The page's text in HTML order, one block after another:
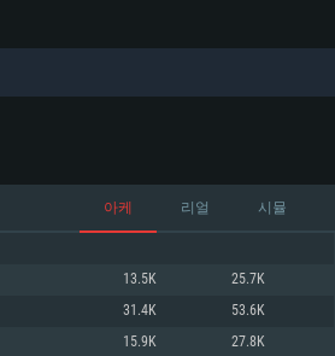
스템 요구사항
아케 리얼 시뮬
13.5K 25.7K
31.4K 53.6K
15.9K 27.8K